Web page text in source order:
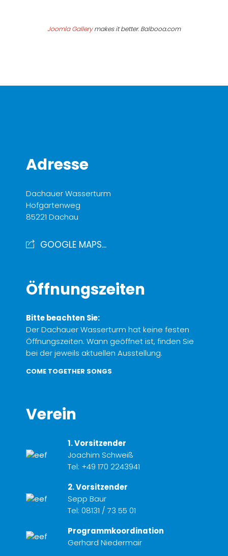
Joomla Gallerymakes it better. Balbooa.com
Adresse
Dachauer Wasserturm
Hofgartenweg
85221 Dachau
GOOGLE MAPS...
Öffnungszeiten
Bitte beachten Sie:
Der Dachauer Wasserturm hat keine festen
Öffnungszeiten. Wann geöffnet ist, finden Sie
bei der jeweils aktuellen Ausstellung.
COME TOGETHER SONGS
Verein
1. Vorsitzender
Joachim Schweiß
Tel: +49 170 2243941
2. Vorsitzender
Sepp Baur
Tel: 08131 / 73 55 01
Programmkoordination
Gerhard Niedermair